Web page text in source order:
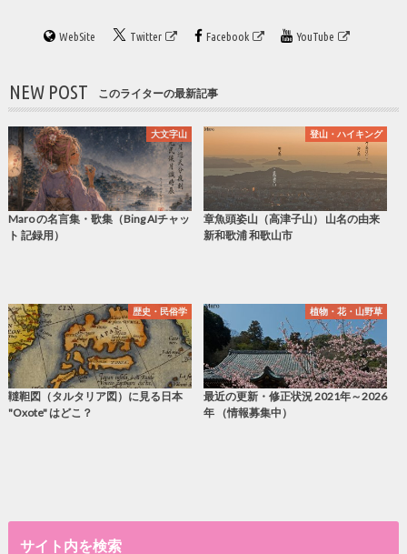
WebSite Twitter Facebook YouTube
NEW POST このライターの最新記事
大文字山
Maro の名言集・歌集（Bing AIチャッ
ト 記録用）
登山・ハイキング
章魚頭姿山（高津子山） 山名の由来
新和歌浦 和歌山市
歴史・民俗学
韃靼図（タルタリア図）に見る日本
"Oxote" はどこ？
植物・花・山野草
最近の更新・修正状況 2021年～2026
年 （情報募集中）
サイト内を検索